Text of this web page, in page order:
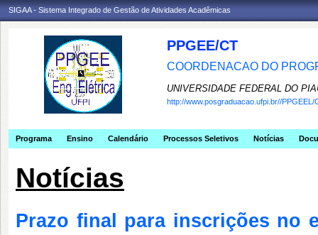
SIGAA - Sistema Integrado de Gestão de Atividades Acadêmicas
PPGEE/CT
COORDENACAO DO
UNIVERSIDADE FEDERAL DO
http://www.posgraduacao.ufpi.br//PPGEEL/
Programa Ensino Calendário Processos Seletivos Notícias
Notícias
Prazo final para inscrições no